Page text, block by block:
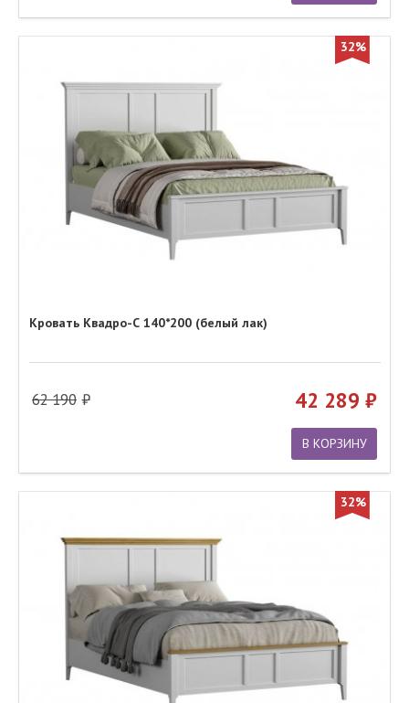
32%
Кровать Квадро-С 140*200 (белый лак)
62 190 42 289
В КОРЗИНУ
32%